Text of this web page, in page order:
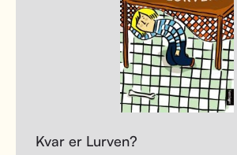
Kvar er Lurven?